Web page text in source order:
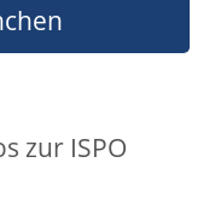
zur ISPO